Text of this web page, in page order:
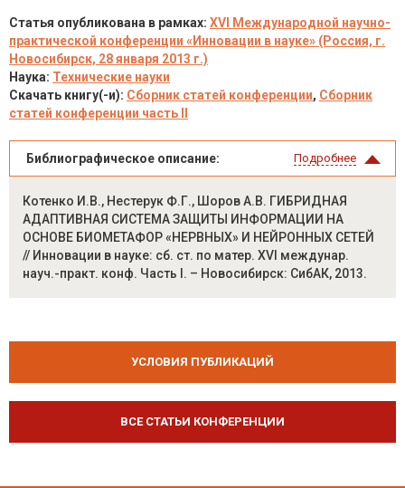
Статья опубликована в рамках: XVI Международной научно-
практической конференции «Инновации в науке» (Россия, г.
Новосибирск, 28 января 2013 г.)
Наука: Технические науки
Скачать книгу(-и): Сборник статей конференции, Сборник
статей конференции часть II
Библиографическое описание: Подробнее
Котенко И.В., Нестерук Ф.Г., Шоров А.В. ГИБРИДНАЯ
АДАПТИВНАЯ СИСТЕМА ЗАЩИТЫ ИНФОРМАЦИИ НА
ОСНОВЕ БИОМЕТАФОР «НЕРВНЫХ» И НЕЙРОННЫХ СЕТЕЙ
// Инновации в науке: сб. ст. по матер. XVI междунар.
науч.-практ. конф. Часть I. – Новосибирск: СибАК, 2013.
УСЛОВИЯ ПУБЛИКАЦИЙ
ВСЕ СТАТЬИ КОНФЕРЕНЦИИ